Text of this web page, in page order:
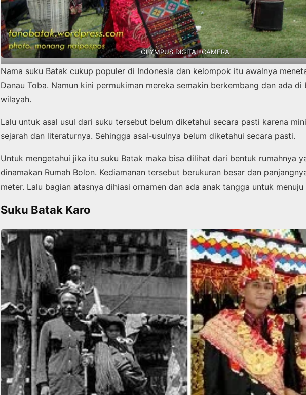
OLYMPUS DIGITAL CAMERA
Nama suku Batak cukup populer di Indonesia dan kelompok itu awalnya
Danau Toba. Namun kini permukiman mereka semakin berkembang dan ada di
wilayah.
Lalu untuk asal usul dari suku tersebut belum diketahui secara pasti karena
sejarah dan literaturnya. Sehingga asal-usulnya belum diketahui secara pasti.
Untuk mengetahui jika itu suku Batak maka bisa dilihat dari bentuk rumahnya
dinamakan Rumah Bolon. Kediamanan tersebut berukuran besar dan
meter. Lalu bagian atasnya dihiasi ornamen dan ada anak tangga untuk
Suku Batak Karo